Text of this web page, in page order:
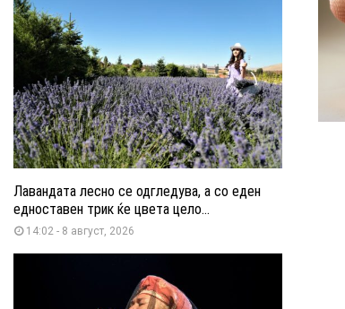
Лавандата лесно се одгледува, а со еден
едноставен трик ќе цвета цело...
14:02 - 8 август, 2026